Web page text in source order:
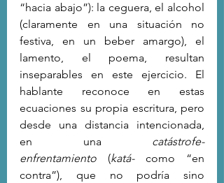
“hacia abajo”): la ceguera, el alcohol
(claramente en una situación no
festiva, en un beber amargo), el
lamento, el poema, resultan
inseparables en este ejercicio. El
hablante reconoce en estas
ecuaciones su propia escritura, pero
desde una distancia intencionada,
en una catástrofe-
enfrentamiento (katá- como “en
contra”), que no podría sino